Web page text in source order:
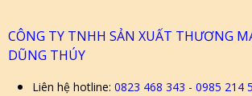
CÔNG TY TNHH SẢN XUẤT THƯƠNG
DŨNG THÚY
Liên hệ hotline: 0823 468 343 - 0985 214